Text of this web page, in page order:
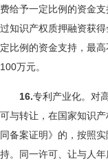
费给予一定比例的资金
过知识产权质押融资获
定比例的资金支持，最
100万元。
16.专利产业化。对
可与转让，在国家知识
同备案证明》的，按照
持。同一许可、让与人